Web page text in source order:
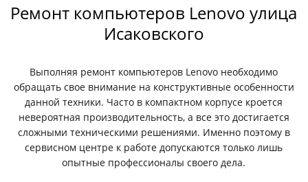
Ремонт компьютеров Lenovo улица
Исаковского
Выполняя ремонт компьютеров Lenovo необходимо
обращать свое внимание на конструктивные особенности
данной техники. Часто в компактном корпусе кроется
невероятная производительность, а все это достигается
сложными техническими решениями. Именно поэтому в
сервисном центре к работе допускаются только лишь
опытные профессионалы своего дела.